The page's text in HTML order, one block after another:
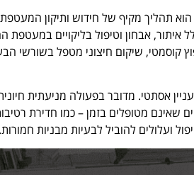
הוא תהליך מקיף של חידוש ותיקון
איתור, אבחון וטיפול בליקויים במעטפת
קוסמטי, שיקום חיצוני מטפל בשורשי
עניין אסתטי. מדובר בפעולה מניעתית
שאינם מטופלים בזמן – כמו חדירת
ועלולים להוביל לבעיות מבניות חמורות.